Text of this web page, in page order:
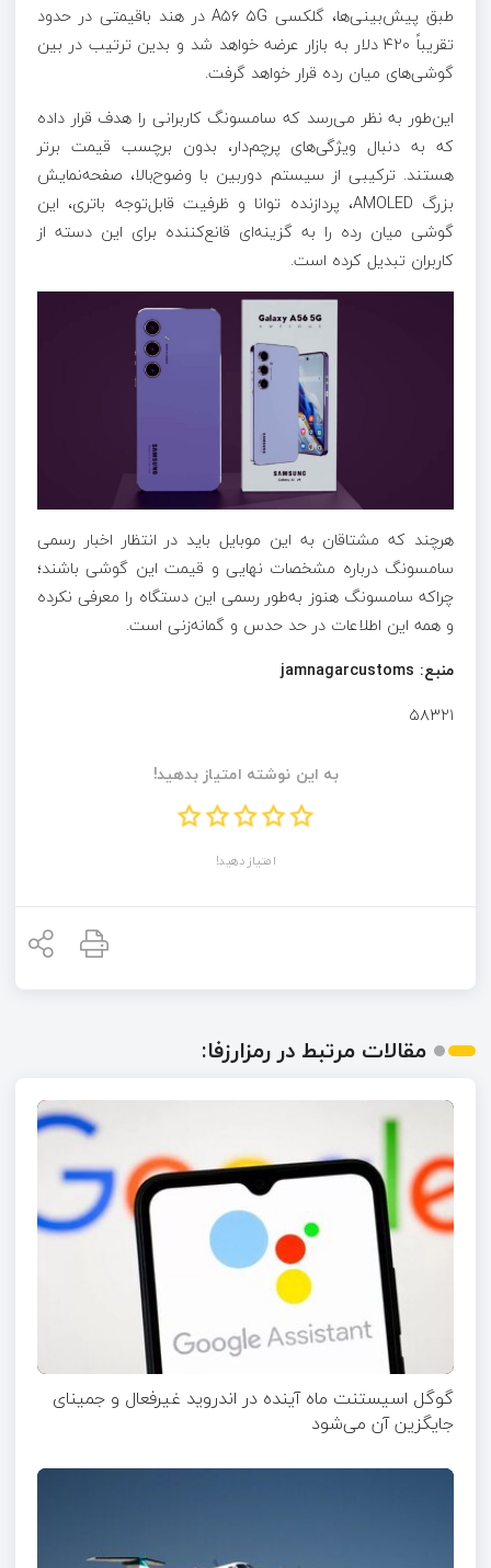
طبق پیش‌بینی‌ها، گلکسی A۵۶ ۵G در هند باقیمتی در حدود
تقریباً ۴۲۰ دلار به بازار عرضه خواهد شد و بدین ترتیب در بین
گوشی‌های میان رده قرار خواهد گرفت.
این‌طور به نظر می‌رسد که سامسونگ کاربرانی را هدف قرار داده
که به دنبال ویژگی‌های پرچم‌دار، بدون برچسب قیمت برتر
هستند. ترکیبی از سیستم دوربین با وضوح‌بالا، صفحه‌نمایش
بزرگ AMOLED، پردازنده توانا و ظرفیت قابل‌توجه باتری، این
گوشی میان رده را به گزینه‌ای قانع‌کننده برای این دسته از
کاربران تبدیل کرده است.
هرچند که مشتاقان به این موبایل باید در انتظار اخبار رسمی
سامسونگ درباره مشخصات نهایی و قیمت این گوشی باشند؛
چراکه سامسونگ هنوز به‌طور رسمی این دستگاه را معرفی نکرده
و همه این اطلاعات در حد حدس و گمانه‌زنی است.
منبع: jamnagarcustoms
۵۸۳۲۱
به این نوشته امتیاز بدهید!
امتیاز دهید!
مقالات مرتبط در رمزارزفا:
گوگل اسیستنت ماه آینده در اندروید غیرفعال و جمینای
جایگزین آن می‌شود